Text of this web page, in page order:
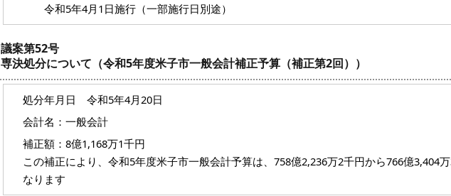
令和5年4月1日施行（一部施行日別途）
議案第52号
専決処分について（令和5年度米子市一般会計補正予算（補正第2回））
処分年月日 令和5年4月20日
会計名：一般会計
補正額：8億1,168万1千円
この補正により、令和5年度米子市一般会計予算は、758億2,236万2千円から766億3,404
なります